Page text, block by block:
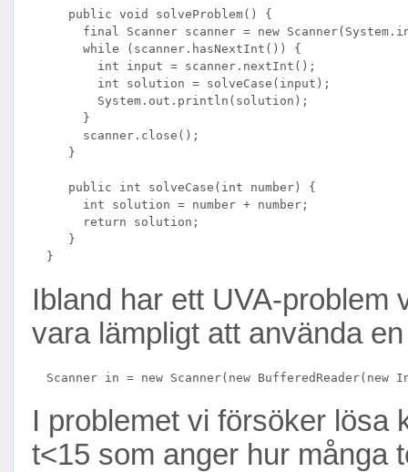
     public void solveProblem() {
final Scanner scanner = new
       while (scanner.hasNextInt()) {
         int input = scanner.nextInt();
         int solution = solveCase(input);
         System.out.println(solution);
       }
       scanner.close();
     }
     public int solveCase(int number) {
       int solution = number + number;
       return solution;
     }
Ibland har ett UVA-problem
vara lämpligt att använda
I problemet vi försöker lösa
t<15 som anger hur många